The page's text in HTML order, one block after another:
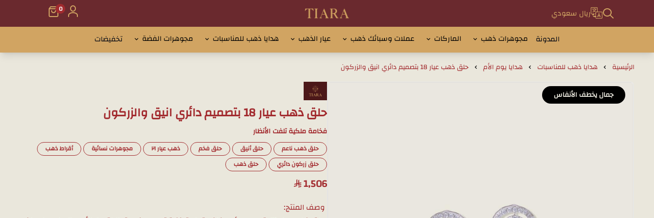
ريال سعودي
تيارا للذهب والمجوهرات
0
المدونة مجوهرات ذهب الماركات عملات وسبائك ذهب عيار الذهب هدايا ذهب للمناسبات مجوهرات الفضة تخفيضات
الرئيسية هدايا ذهب للمناسبات هدايا يوم الأم حلق ذهب عيار 18 بتصميم دائري انيق والزركون
جمال يخطف الأنفاس
حلق ذهب عيار 18 بتصميم دائري انيق والزركون
فخامة ملكية تلفت الأنظار
حلق ذهب ناعم حلق أنيق حلق فخم ذهب عيار ٢١ مجوهرات نسائية
أقراط ذهب
حلق زركون دائري
حلق ذهب
1,506
وصف المنتج: